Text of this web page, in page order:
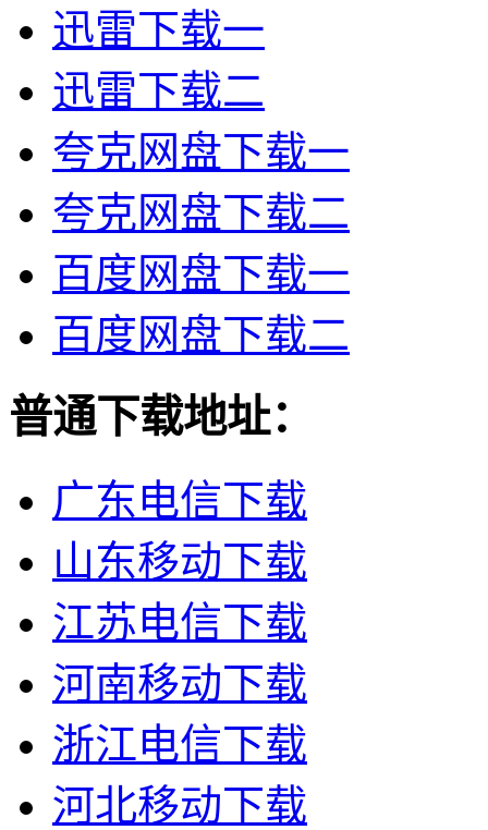
迅雷下载一
迅雷下载二
夸克网盘下载一
夸克网盘下载二
百度网盘下载一
百度网盘下载二
普通下载地址：
广东电信下载
山东移动下载
江苏电信下载
河南移动下载
浙江电信下载
河北移动下载